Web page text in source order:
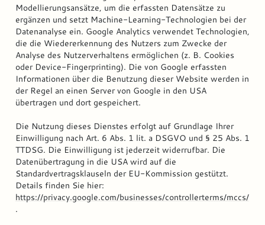
Modellierungsansätze, um die erfassten Datensätze zu
ergänzen und setzt Machine-Learning-Technologien bei der
Datenanalyse ein. Google Analytics verwendet Technologien,
die die Wiedererkennung des Nutzers zum Zwecke der
Analyse des Nutzerverhaltens ermöglichen (z. B. Cookies
oder Device-Fingerprinting). Die von Google erfassten
Informationen über die Benutzung dieser Website werden in
der Regel an einen Server von Google in den USA
übertragen und dort gespeichert.
Die Nutzung dieses Dienstes erfolgt auf Grundlage Ihrer
Einwilligung nach Art. 6 Abs. 1 lit. a DSGVO und § 25 Abs. 1
TTDSG. Die Einwilligung ist jederzeit widerrufbar. Die
Datenübertragung in die USA wird auf die
Standardvertragsklauseln der EU-Kommission gestützt.
Details finden Sie hier:
https://privacy.google.com/businesses/controllerterms/mccs/
.